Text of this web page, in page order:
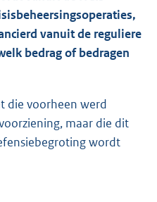
vanuit de reguliere
bedrag of bedragen
die voorheen werd
maar die dit
wordt